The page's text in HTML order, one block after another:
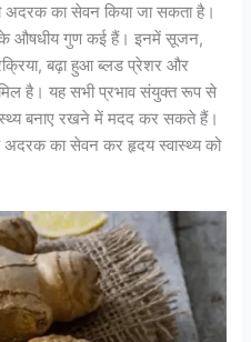
अदरक का सेवन किया जा सकता है।
के औषधीय गुण कई हैं। इनमें सूजन,
बढ़ा हुआ ब्लड प्रेशर और
है। यह सभी प्रभाव संयुक्त रूप से
बनाए रखने में मदद कर सकते हैं।
अदरक का सेवन कर हृदय स्वास्थ्य को